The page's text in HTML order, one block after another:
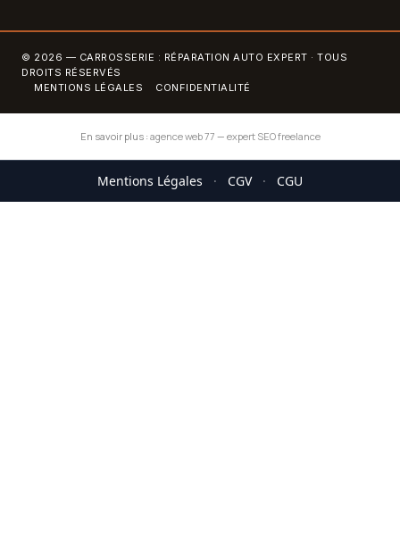
© 2026 — CARROSSERIE : RÉPARATION AUTO EXPERT · TOUS
DROITS RÉSERVÉS
MENTIONS LÉGALES
CONFIDENTIALITÉ
En savoir plus : agence web 77 — expert SEO freelance
Mentions Légales · CGV · CGU